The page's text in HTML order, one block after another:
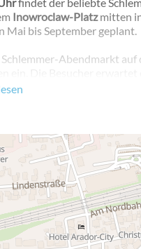
Inowroclaw-Platzmitten
Mai bis September geplant.
Abendmarkt
Neben
Genuss: Pasta aus
ebenso auf dem
wird es ein
im Überblick: